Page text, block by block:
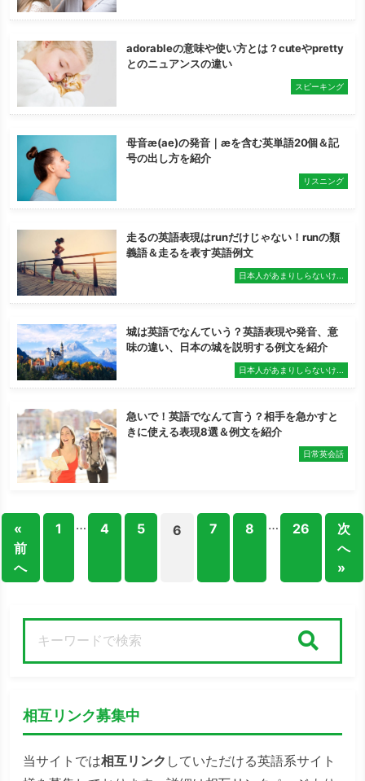
adorableの意味や使い方とは？cuteやpretty
とのニュアンスの違い
スピーキング
母音æ(ae)の発音｜æを含む英単語20個＆記
号の出し方を紹介
リスニング
走るの英語表現はrunだけじゃない！runの類
義語＆走るを表す英語例文
日本人があまりしらないけ...
城は英語でなんていう？英語表現や発音、意
味の違い、日本の城を説明する例文を紹介
日本人があまりしらないけ...
急いで！英語でなんて言う？相手を急かすと
きに使える表現8選＆例文を紹介
日常英会話
«
前
へ
1 … 4 5 6 7 8 … 26
次
へ
»
相互リンク募集中
当サイトでは相互リンク していただける英語系サイト